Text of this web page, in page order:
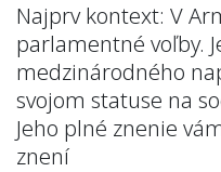
Najprv kontext: V
parlamentné voľby.
medzinárodného
svojom statuse na
Jeho plné znenie
znení